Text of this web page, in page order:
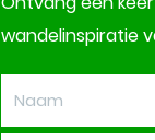
wandelinspiratie